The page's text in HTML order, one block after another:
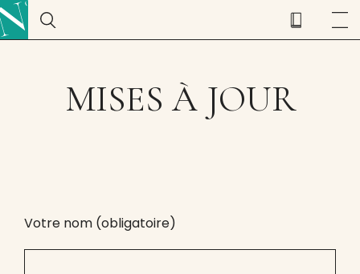
MISES À JOUR
Votre nom (obligatoire)